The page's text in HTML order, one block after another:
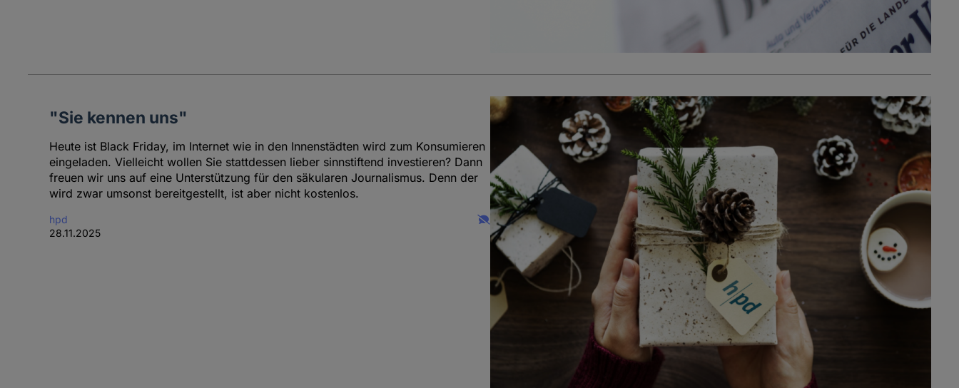
"Sie kennen uns"
Heute ist Black Friday, im Internet wie in den Innenstädten wird zum Konsumieren
eingeladen. Vielleicht wollen Sie stattdessen lieber sinnstiftend investieren? Dann
freuen wir uns auf eine Unterstützung für den säkularen Journalismus. Denn der
wird zwar umsonst bereitgestellt, ist aber nicht kostenlos.
hpd
28.11.2025